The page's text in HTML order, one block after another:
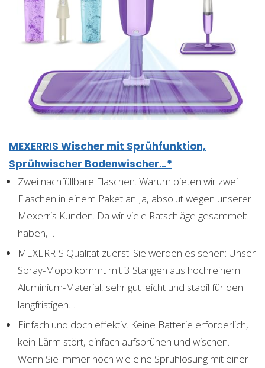
MEXERRIS Wischer mit Sprühfunktion,
Sprühwischer Bodenwischer…*
Zwei nachfüllbare Flaschen. Warum bieten wir zwei
Flaschen in einem Paket an Ja, absolut wegen unserer
Mexerris Kunden. Da wir viele Ratschläge gesammelt
haben,…
MEXERRIS Qualität zuerst. Sie werden es sehen: Unser
Spray-Mopp kommt mit 3 Stangen aus hochreinem
Aluminium-Material, sehr gut leicht und stabil für den
langfristigen…
Einfach und doch effektiv. Keine Batterie erforderlich,
kein Lärm stört, einfach aufsprühen und wischen.
Wenn Sie immer noch wie eine Sprühlösung mit einer